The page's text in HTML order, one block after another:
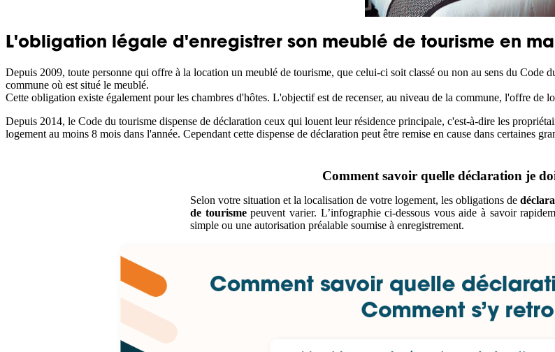
L'obligation légale d'enregistrer son meublé de tourisme en
Depuis 2009, toute personne qui offre à la location un meublé de tourisme, que celui-ci soit classé ou non au sens du Code
commune où est situé le meublé.
Cette obligation existe également pour les chambres d'hôtes. L'objectif est de recenser, au niveau de la commune, l'offre de
Depuis 2014, le Code du tourisme dispense de déclaration ceux qui louent leur résidence principale, c'est-à-dire les
logement au moins 8 mois dans l'année. Cependant cette dispense de déclaration peut être remise en cause dans certaines
Comment savoir quelle déclaration je
Selon votre situation et la localisation de votre logement, les obligations de
de tourismepeuvent varier. L’infographie ci-dessous vous aide à savoir
simple ou une autorisation préalable soumise à enregistrement.